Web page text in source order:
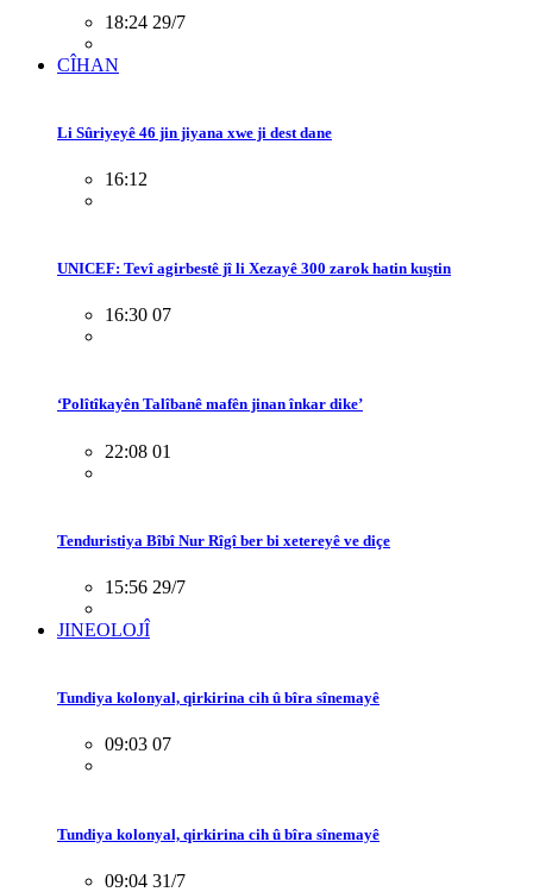
18:24 29/7
CÎHAN
Li Sûriyeyê 46 jin jiyana xwe ji dest dane
16:12
UNICEF: Tevî agirbestê jî li Xezayê 300 zarok hatin kuştin
16:30 07
‘Polîtîkayên Talîbanê mafên jinan înkar dike’
22:08 01
Tenduristiya Bîbî Nur Rîgî ber bi xetereyê ve diçe
15:56 29/7
JINEOLOJÎ
Tundiya kolonyal, qirkirina cih û bîra sînemayê
09:03 07
Tundiya kolonyal, qirkirina cih û bîra sînemayê
09:04 31/7